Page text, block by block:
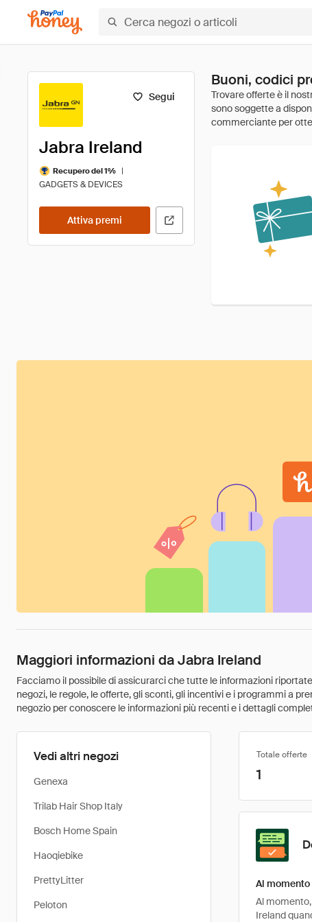
Segui
Jabra Ireland
Recupero del 1%
|
GADGETS & DEVICES
Attiva premi
Buoni, codici
Maggiori informazioni da Jabra Ireland
Facciamo il possibile di assicurarci che tutte le informazioni
negozi, le regole, le offerte, gli sconti, gli incentivi e i programmi a
negozio per conoscere le informazioni più recenti e i dettagli
Vedi altri negozi
Genexa
Trilab Hair Shop Italy
Bosch Home Spain
Haoqiebike
PrettyLitter
Peloton
Totale offerte
1
Al
Al
Ireland